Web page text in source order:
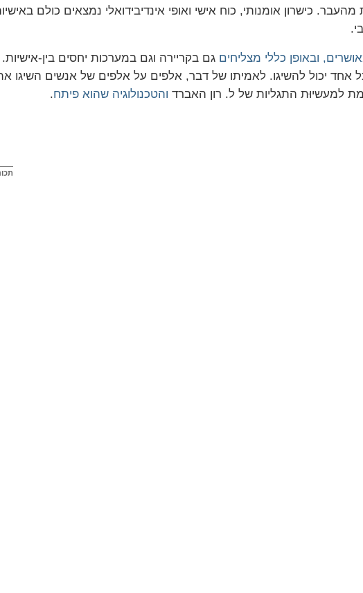
מהעבר. כישרון אומנותי, כוח אישי ואופי אינדיבידואלי נמצאים כולם
ובאופן כללי מצליחים גם בקריירה וגם במערכות יחסים בין-
אחד יכול להשיגו. לאמיתו של דבר, אלפים על אלפים של אנשים השיגו
למעשיוּת התגליות של ל. רון האברד והטכנולוגיה שהוא פיתח.